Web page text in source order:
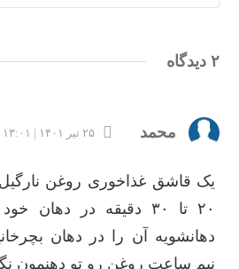
۲ دیدگاه
محمد ۲۵ تیر ۱۴۰۱ | ۱۳:۰۱
یک قاشق غذاخوری روغن
۲۰ تا ۳۰ دقیقه در
دهانشویه آن را در دهان
نیم ساعت روغن رو تو دهنمون